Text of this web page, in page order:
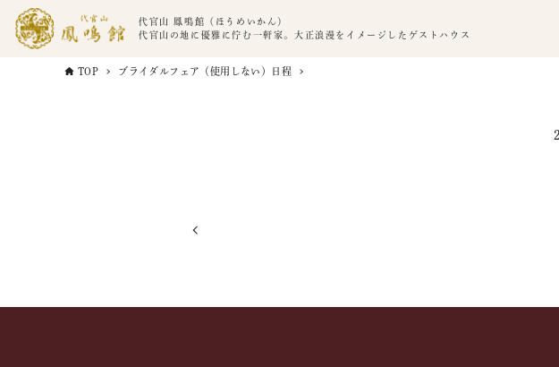
代官山 鳳鳴館（ほうめいかん）
代官山の地に優雅に佇む一軒家。大正浪漫をイメージしたゲストハウス
TOP ブライダルフェア（使用しない）日程